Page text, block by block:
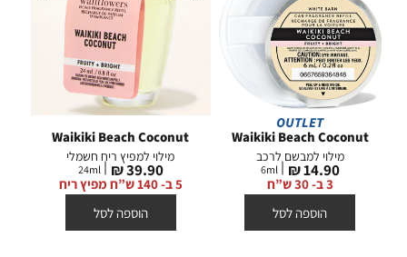
OUTLET
Waikiki Beach Coconut
מילוי למבשם לרכב
מחיר
מוצר
14.90 ₪
6ml
3 ב- 30 ש”ח
הוספה לסל
Waikiki Beach Coconut
מילוי למפיץ ריח חשמלי
מחיר
מוצר
39.90 ₪
24ml
5 ב- 140 ש”ח מפיץ ריח
הוספה לסל